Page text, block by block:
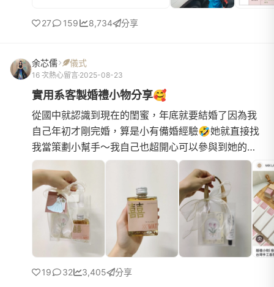
27 159 8,734 分享
余芯儒 儀式
16 次熱心留言 2025-08-23
實用系客製婚禮小物分享🥰
從國中就認識到現在的閨蜜，年底就要結婚了因為我
自己年初才剛完婚，算是小有備婚經驗🤣她就直接找
我當策劃小幫手～我自己也超開心可以參與到她的人
生大事備婚的過程也是經歷各種酸甜苦辣我也幫她整
理了一些婚禮小物...
19 32 3,405 分享